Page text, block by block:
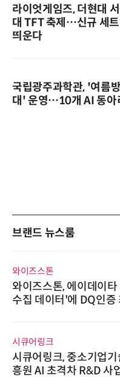
라이엇게임즈, 더현대
대 TFT 축제…신규 세
띄운다
국립광주과학관, '여름
대' 운영
브랜드 뉴스룸
와이즈스톤
와이즈스톤, 에이데이타
수집 데이터'에 DQ인증
시큐어링크
시큐어링크, 중소기업
흥원 AI 초격차 R&D 사